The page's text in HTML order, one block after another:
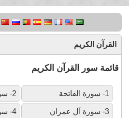
القرآن الكريم
قائمة سور القرآن الكريم
1- سورة الفاتحة 2- سورة البقرة
3- سورة آل عمران 4- سورة النساء